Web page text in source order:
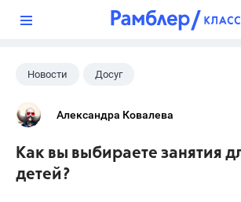
Новости Досуг
Александра Ковалева
Как вы выбираете занятия
детей?